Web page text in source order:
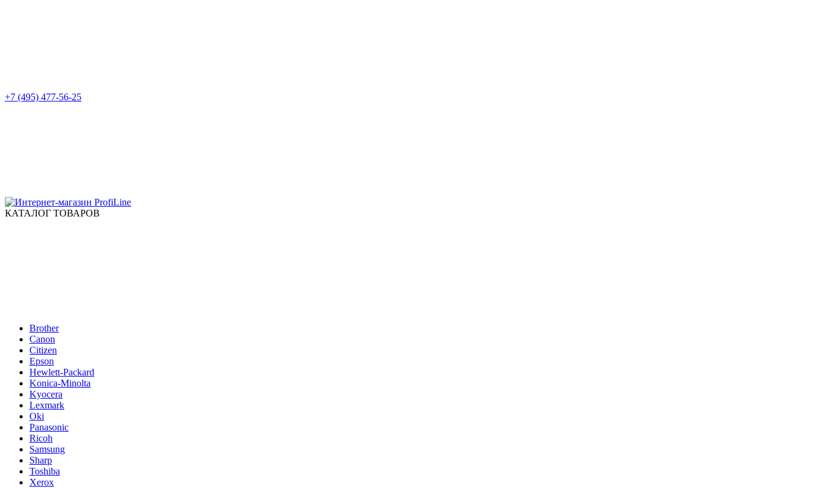
+7 (495) 477-56-25
КАТАЛОГ ТОВАРОВ
Brother
Canon
Citizen
Epson
Hewlett-Packard
Konica-Minolta
Kyocera
Lexmark
Oki
Panasonic
Ricoh
Samsung
Sharp
Toshiba
Xerox